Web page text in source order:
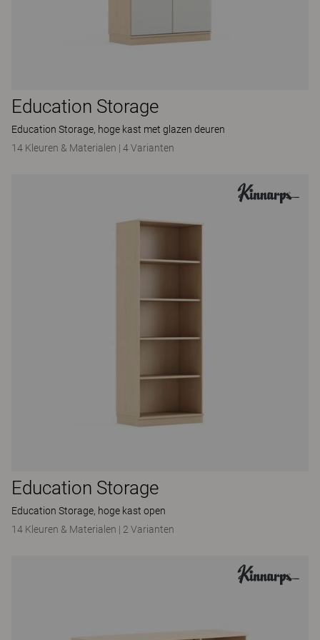
Education Storage
Education Storage, hoge kast met glazen deuren
14 Kleuren & Materialen | 4 Varianten
Education Storage
Education Storage, hoge kast open
14 Kleuren & Materialen | 2 Varianten